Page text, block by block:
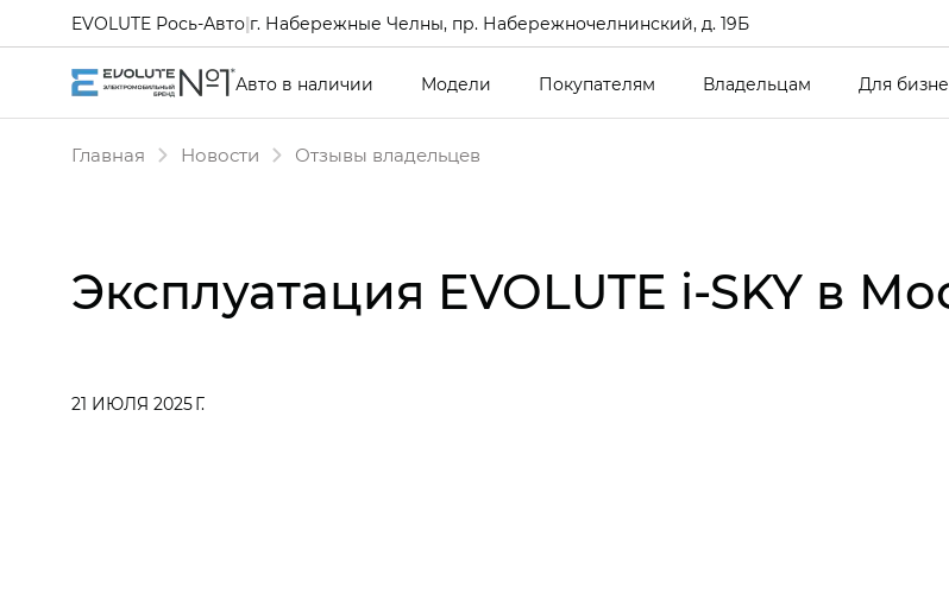
EVOLUTE Рось-Авто|г. Набережные Челны, пр. Набережночелнинский, д. 19Б
Авто в наличии Модели Покупателям Владельцам Для
Главная Новости Отзывы владельцев
Эксплуатация EVOLUTE i‑SKY в
21 ИЮЛЯ 2025 Г.